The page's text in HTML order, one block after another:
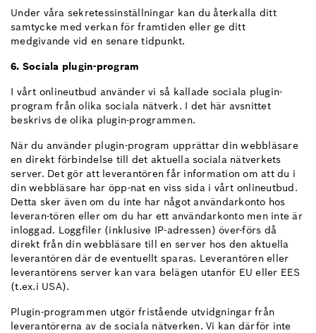
Under våra sekretessinställningar kan du återkalla ditt
samtycke med verkan för framtiden eller ge ditt
medgivande vid en senare tidpunkt.
6. Sociala plugin-program
I vårt onlineutbud använder vi så kallade sociala plugin-
program från olika sociala nätverk. I det här avsnittet
beskrivs de olika plugin-programmen.
När du använder plugin-program upprättar din webbläsare
en direkt förbindelse till det aktuella sociala nätverkets
server. Det gör att leverantören får information om att du i
din webbläsare har öpp-nat en viss sida i vårt onlineutbud.
Detta sker även om du inte har något användarkonto hos
leveran-tören eller om du har ett användarkonto men inte är
inloggad. Loggfiler (inklusive IP-adressen) över-förs då
direkt från din webbläsare till en server hos den aktuella
leverantören där de eventuellt sparas. Leverantören eller
leverantörens server kan vara belägen utanför EU eller EES
(t.ex.i USA).
Plugin-programmen utgör fristående utvidgningar från
leverantörerna av de sociala nätverken. Vi kan därför inte